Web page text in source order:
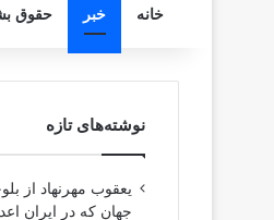
خانه خبر حقوق
نوشته‌های تازه
یعقوب مهرنهاد از
جهان که در ایران